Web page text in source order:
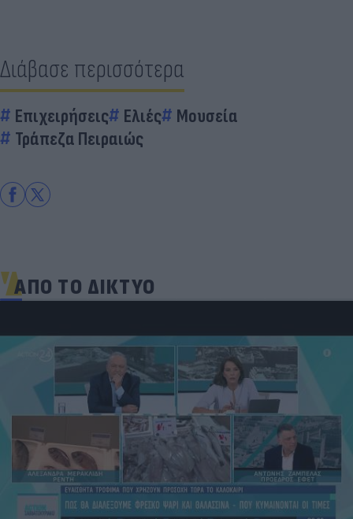
Διάβασε περισσότερα
Επιχειρήσεις Ελιές
Μουσεία
Τράπεζα Πειραιώς
ΑΠΟ ΤΟ ΔΙΚΤΥΟ